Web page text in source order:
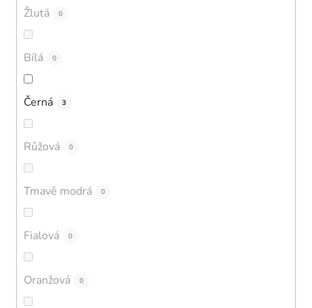
Žlutá 0
Bílá 0
Černá 3
Růžová 0
Tmavě modrá 0
Fialová 0
Oranžová 0